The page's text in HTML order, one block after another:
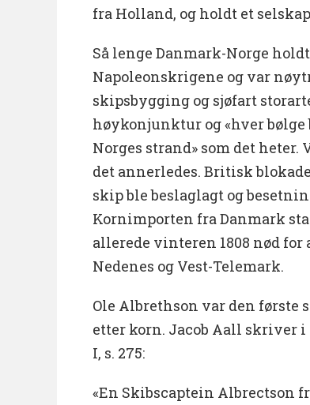
fra Holland, og holdt et
Så lenge Danmark-Norge
Napoleonskrigene og var
skipsbygging og sjøfart
høykonjunktur og «hver
Norges strand» som det heter.
det annerledes. Britisk
skip ble beslaglagt og
Kornimporten fra Danmark
allerede vinteren 1808 nød for
Nedenes og Vest-Telemark.
Ole Albrethson var den første
etter korn. Jacob Aall skriver i
I, s. 275:
«En Skibscaptein Albrectson